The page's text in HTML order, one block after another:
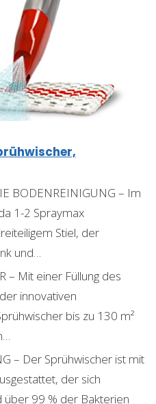
BODENREINIGUNG – Im
1-2 Spraymax
Stiel, der
und…
– Mit einer Füllung des
innovativen
bis zu 130 m²
– Der Sprühwischer ist mit
der sich
über 99 % der Bakterien